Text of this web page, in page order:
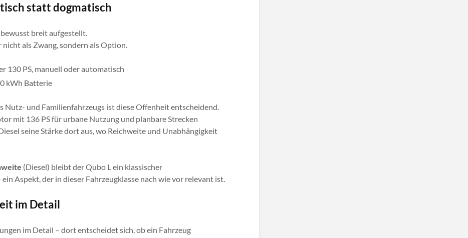
statt dogmatisch
breit aufgestellt.
als Zwang, sondern als Option.
130 PS, manuell oder automatisch
kWh Batterie
Nutz- und Familienfahrzeugs ist diese Offenheit entscheidend.
mit 136 PS für urbane Nutzung und planbare Strecken
seine Stärke dort aus, wo Reichweite und Unabhängigkeit
(Diesel) bleibt der Qubo L ein klassischer
Aspekt, der in dieser Fahrzeugklasse nach wie vor relevant ist.
im Detail
im Detail – dort entscheidet sich, ob ein Fahrzeug